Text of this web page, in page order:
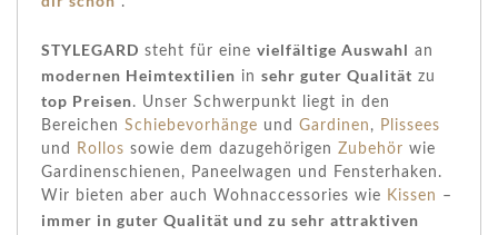
STYLEGARD steht für eine vielfältige Auswahl an
modernen Heimtextilien in sehr guter Qualität zu
top Preisen. Unser Schwerpunkt liegt in den
Bereichen Schiebevorhänge und Gardinen , Plissees
und
Rollos sowie dem dazugehörigen Zubehör wie
Gardinenschienen, Paneelwagen und Fensterhaken.
Wir bieten aber auch Wohnaccessories wie Kissen –
immer in guter Qualität und zu sehr attraktiven